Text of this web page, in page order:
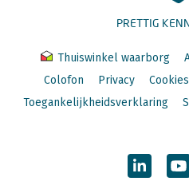
PRETTIG
Thuiswinkel waarborg
Colofon
Privacy Cookies
Toegankelijkheidsverklaring